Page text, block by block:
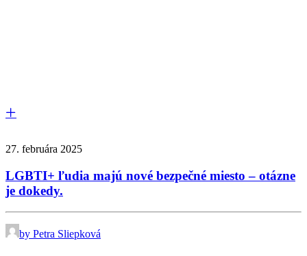
27. februára 2025
LGBTI+ ľudia majú nové bezpečné miesto – otázne
je dokedy.
by Petra Sliepková